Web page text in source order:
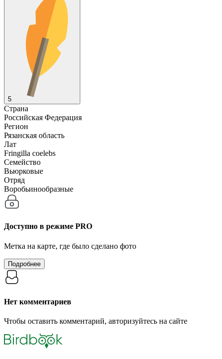
5
Страна
Российская Федерация
Регион
Рязанская область
Лат
Fringilla coelebs
Семейство
Вьюрковые
Отряд
Воробьинообразные
Доступно в режиме PRO
Метка на карте, где было сделано фото
Подробнее
Нет комментариев
Чтобы оставить комментарий, авторизуйтесь на сайте